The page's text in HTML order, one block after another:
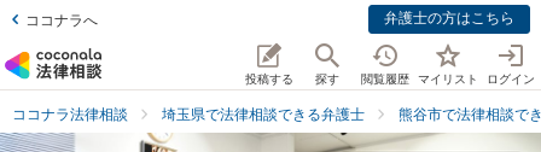
ココナラへ 弁護士の方はこちら
投稿する 探す 閲覧履歴 マイリスト ログイン
ココナラ法律相談 埼玉県で法律相談できる弁護士 熊谷市で法律相談で